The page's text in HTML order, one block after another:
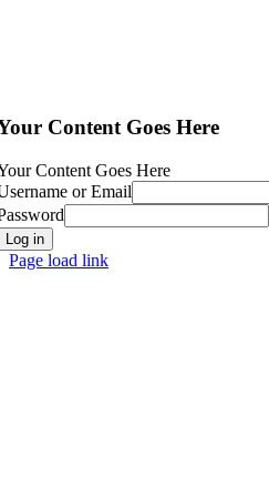
Content Goes Here
Content Goes Here
or Email
Log in
Page load link